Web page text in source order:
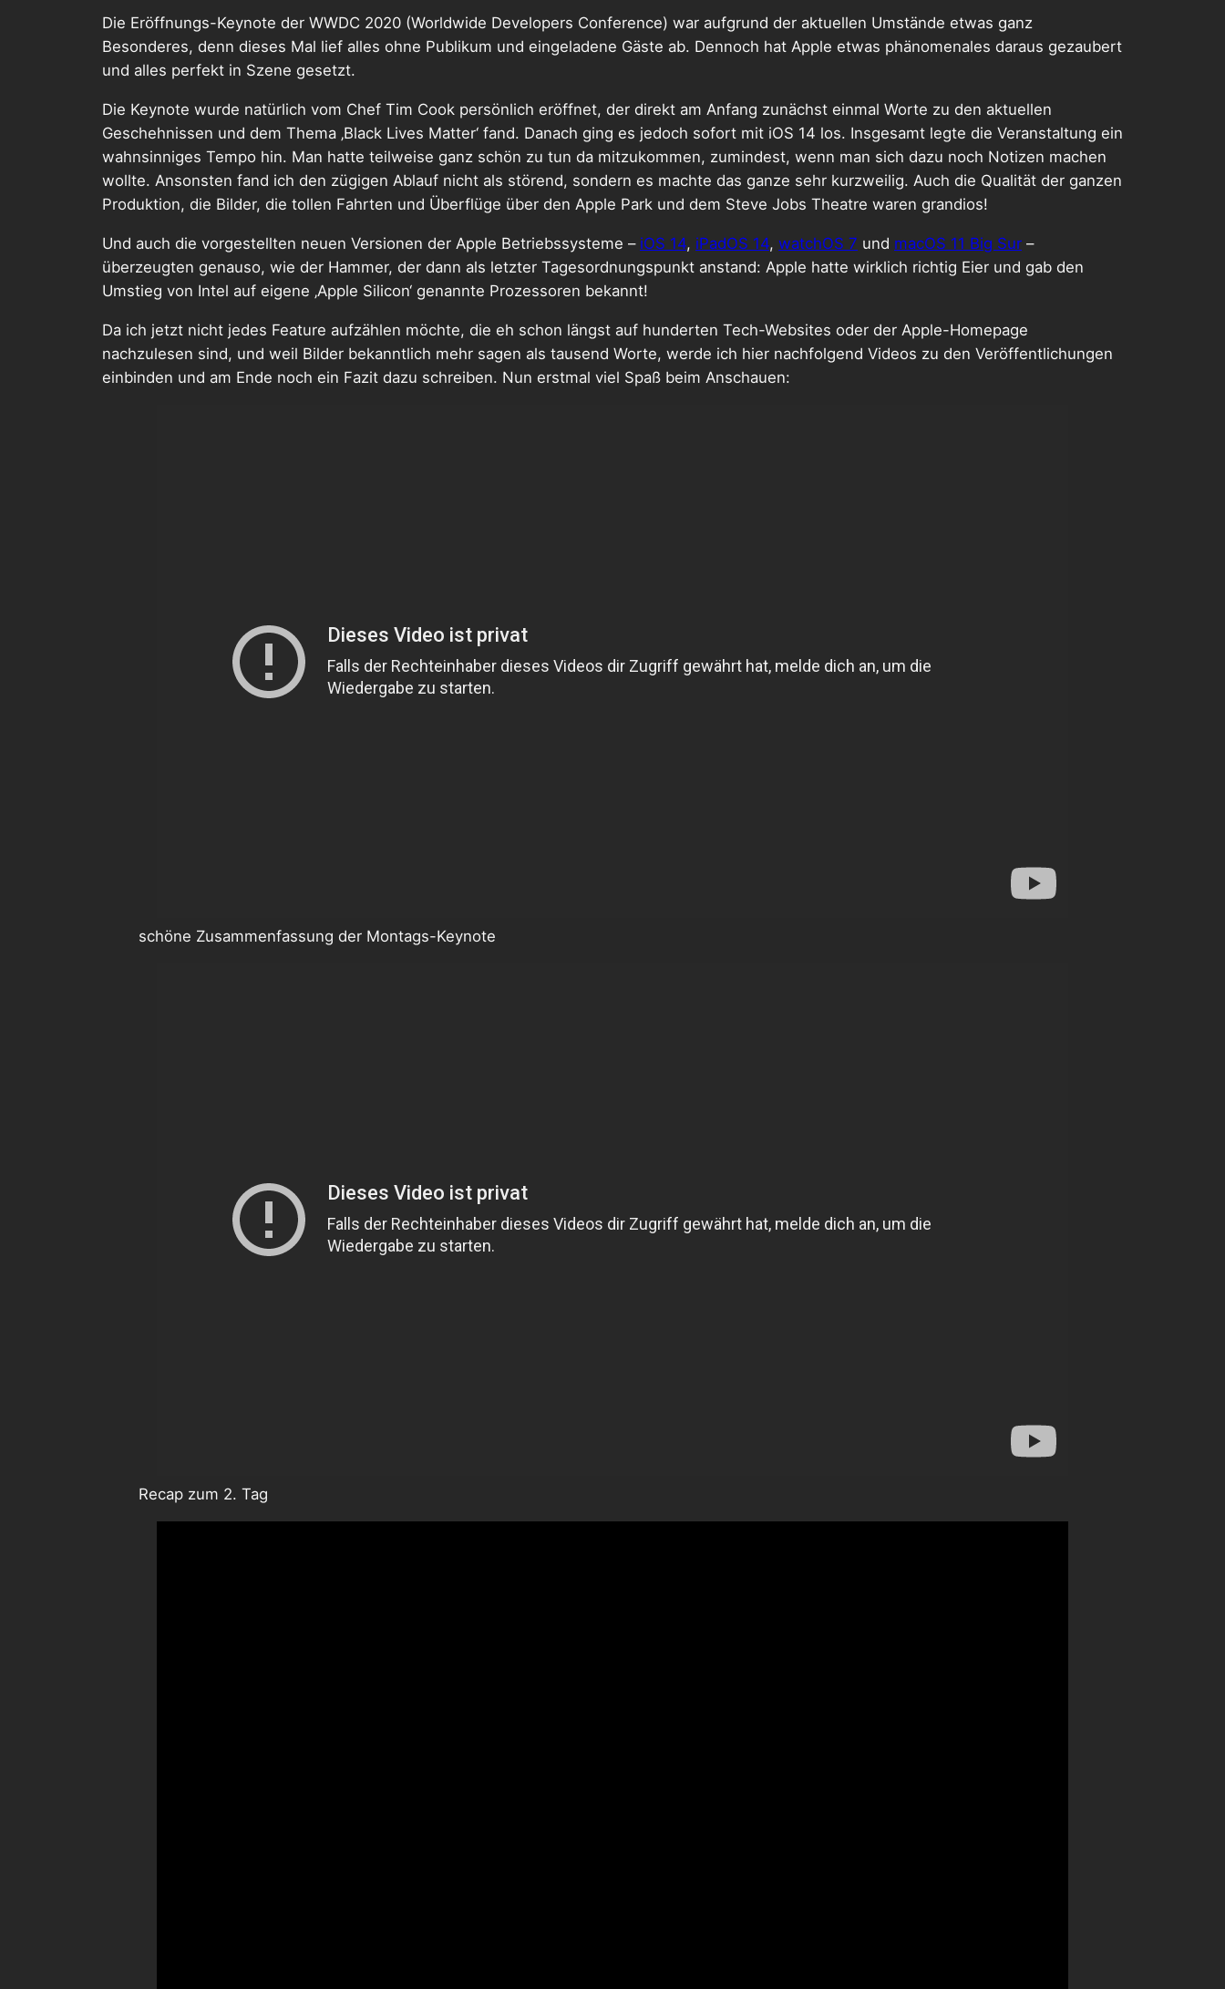
Die Eröffnungs-Keynote der WWDC 2020 (Worldwide Developers Conference) war aufgrund der aktuellen Umstände etwas ganz
Besonderes, denn dieses Mal lief alles ohne Publikum und eingeladene Gäste ab. Dennoch hat Apple etwas phänomenales daraus gezaubert
und alles perfekt in Szene gesetzt.
Die Keynote wurde natürlich vom Chef Tim Cook persönlich eröffnet, der direkt am Anfang zunächst einmal Worte zu den aktuellen
Geschehnissen und dem Thema ‚Black Lives Matter‘ fand. Danach ging es jedoch sofort mit iOS 14 los. Insgesamt legte die Veranstaltung ein
wahnsinniges Tempo hin. Man hatte teilweise ganz schön zu tun da mitzukommen, zumindest, wenn man sich dazu noch Notizen machen
wollte. Ansonsten fand ich den zügigen Ablauf nicht als störend, sondern es machte das ganze sehr kurzweilig. Auch die Qualität der ganzen
Produktion, die Bilder, die tollen Fahrten und Überflüge über den Apple Park und dem Steve Jobs Theatre waren grandios!
Und auch die vorgestellten neuen Versionen der Apple Betriebssysteme – iOS 14, iPadOS 14, watchOS 7 und macOS 11 Big Sur –
überzeugten genauso, wie der Hammer, der dann als letzter Tagesordnungspunkt anstand: Apple hatte wirklich richtig Eier und gab den
Umstieg von Intel auf eigene ‚Apple Silicon‘ genannte Prozessoren bekannt!
Da ich jetzt nicht jedes Feature aufzählen möchte, die eh schon längst auf hunderten Tech-Websites oder der Apple-Homepage
nachzulesen sind, und weil Bilder bekanntlich mehr sagen als tausend Worte, werde ich hier nachfolgend Videos zu den Veröffentlichungen
einbinden und am Ende noch ein Fazit dazu schreiben. Nun erstmal viel Spaß beim Anschauen:
schöne Zusammenfassung der Montags-Keynote
Recap zum 2. Tag